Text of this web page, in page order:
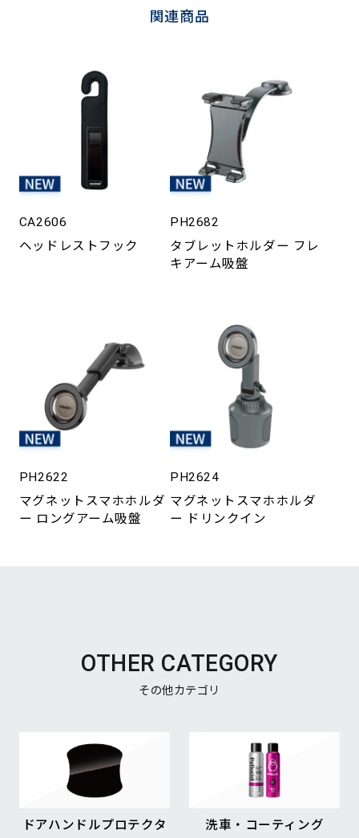
関連商品
CA2606
ヘッドレストフック
PH2682
タブレットホルダー フレ
キアーム吸盤
PH2622
マグネットスマホホルダ
ー ロングアーム吸盤
PH2624
マグネットスマホホルダ
ー ドリンクイン
OTHER CATEGORY
その他カテゴリ
ドアハンドルプロテクタ
洗車・コーティング